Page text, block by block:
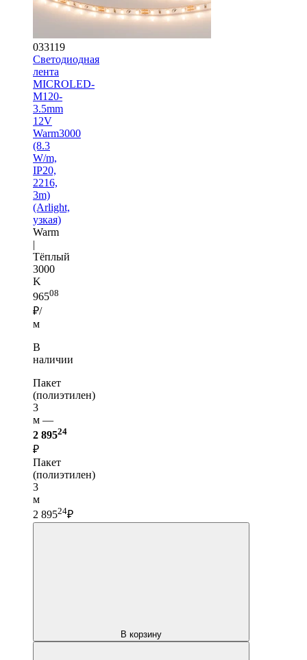
033119
Светодиодная
лента
MICROLED-
M120-
3.5mm
12V
Warm3000
(8.3
W/m,
IP20,
2216,
3m)
(Arlight,
узкая)
Warm
|
Тёплый
3000
K
96508
₽/
м
В
наличии
Пакет
(полиэтилен)
3
м —
2 89524
₽
Пакет
(полиэтилен)
3
м
2 89524₽
В корзину